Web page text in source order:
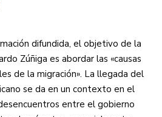
difundida, el objetivo de la
Zúñiga es abordar las «causas
de la migración». La llegada del
se da en un contexto en el
entre el gobierno